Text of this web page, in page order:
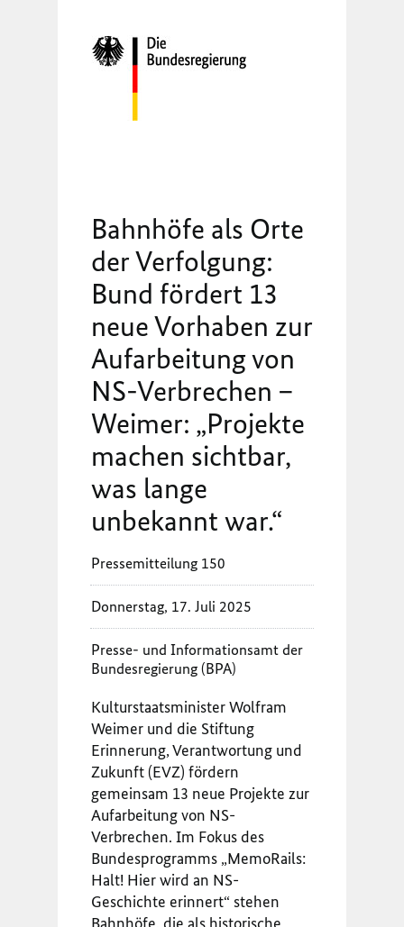
Bahnhöfe als Orte
der Verfolgung:
Bund fördert 13
neue Vorhaben zur
Aufarbeitung von
NS-Verbrechen –
Weimer: „Projekte
machen sichtbar,
was lange
unbekannt war.“
Pressemitteilung 150
Donnerstag, 17. Juli 2025
Presse- und Informationsamt der
Bundesregierung (BPA)
Kulturstaatsminister Wolfram
Weimer und die Stiftung
Erinnerung, Verantwortung und
Zukunft (EVZ) fördern
gemeinsam 13 neue Projekte zur
Aufarbeitung von NS-
Verbrechen. Im Fokus des
Bundesprogramms „MemoRails:
Halt! Hier wird an NS-
Geschichte erinnert“ stehen